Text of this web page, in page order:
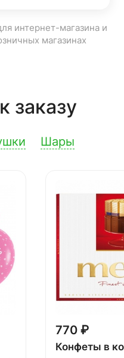
интернет-магазина и
магазинах
заказу
Шары
770 ₽
Конфеты в